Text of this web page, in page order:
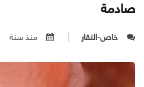
صادمة
خاص-النقار منذ سنة